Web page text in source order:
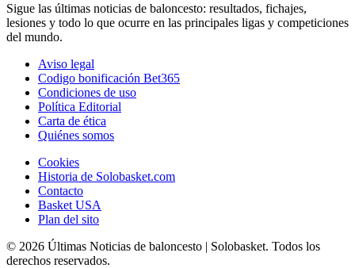
Sigue las últimas noticias de baloncesto: resultados, fichajes,
lesiones y todo lo que ocurre en las principales ligas y competiciones
del mundo.
Aviso legal
Codigo bonificación Bet365
Condiciones de uso
Política Editorial
Carta de ética
Quiénes somos
Cookies
Historia de Solobasket.com
Contacto
Basket USA
Plan del sito
© 2026 Últimas Noticias de baloncesto | Solobasket. Todos los
derechos reservados.